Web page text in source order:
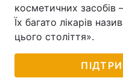
косметичних засобів
Їх багато лікарів
цього століття».